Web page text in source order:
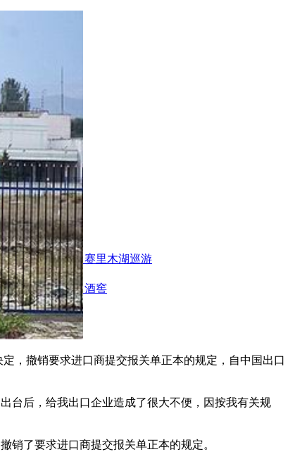
伊犁昭苏巡游 赛里木湖巡游
办公区域 小厨 酒窖
，撤销要求进口商提交报关单正本的规定，自中国出口
台后，给我出口企业造成了很大不便，因按我有关规
了要求进口商提交报关单正本的规定。